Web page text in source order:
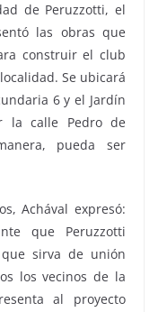
de Peruzzotti, el
las obras que
construir el club
Se ubicará
6 y el Jardín
la calle Pedro de
pueda ser
Achával expresó:
que Peruzzotti
sirva de unión
los vecinos de la
al proyecto